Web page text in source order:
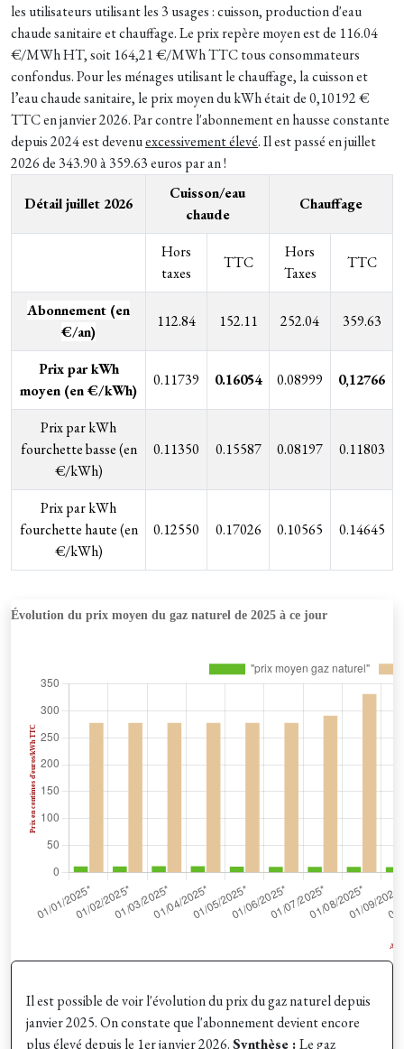
les utilisateurs utilisant les 3 usages : cuisson, production d'eau
chaude sanitaire et chauffage. Le prix repère moyen est de 116.04
€/MWh HT, soit 164,21 €/MWh TTC tous consommateurs
confondus. Pour les ménages utilisant le chauffage, la cuisson et
l’eau chaude sanitaire, le prix moyen du kWh était de 0,10192 €
TTC en janvier 2026. Par contre l'abonnement en hausse constante
depuis 2024 est devenuexcessivement élevé. Il est passé en juillet
2026 de 343.90 à 359.63 euros par an !
Détail juillet 2026
Cuisson/eau
chaude
Chauffage
Hors
taxes
TTC
Hors
Taxes
TTC
Abonnement (en
€/an)
112.84 152.11 252.04 359.63
Prix par kWh
moyen (en €/kWh)
0.11739 0.16054 0.08999 0,12766
Prix par kWh
fourchette basse (en
€/kWh)
0.11350 0.15587 0.08197 0.11803
Prix par kWh
fourchette haute (en
€/kWh)
0.12550 0.17026 0.10565 0.14645
Il est possible de voir l'évolution du prix du gaz naturel depuis
janvier 2025. On constate que l'abonnement devient encore
plus élevé depuis le 1er janvier 2026.Synthèse :Le gaz